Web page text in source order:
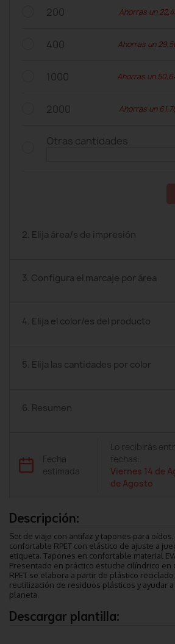
200 Ahorras un
400 Ahorras un
1000 Ahorras un
2000 Ahorras un
Otras cantidades
2. Elija área/s de impresión
3. Configura el marcaje por área
4. Elija el color/es del producto
5. Elija las cantidades por color
6. Resumen
Fecha
estimada
Lo recibirás
fechas:
Viernes 14 de
de Agosto
Descripción:
Set de viaje con antifaz y tapones para
confortable RPET con elástico de ajuste a
etiqueta. Tapones en confortable material
Presentado en práctico estuche cilíndrico en
RPET se elabora a partir de plástico
reutilización de residuos plásticos y ayudar
planeta.
Descargar plantilla: